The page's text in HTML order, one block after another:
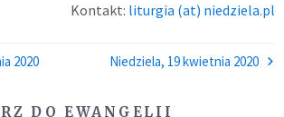
Kontakt: liturgia (at) niedziela.pl
2020 Niedziela, 19 kwietnia 2020
DO EWANGELII